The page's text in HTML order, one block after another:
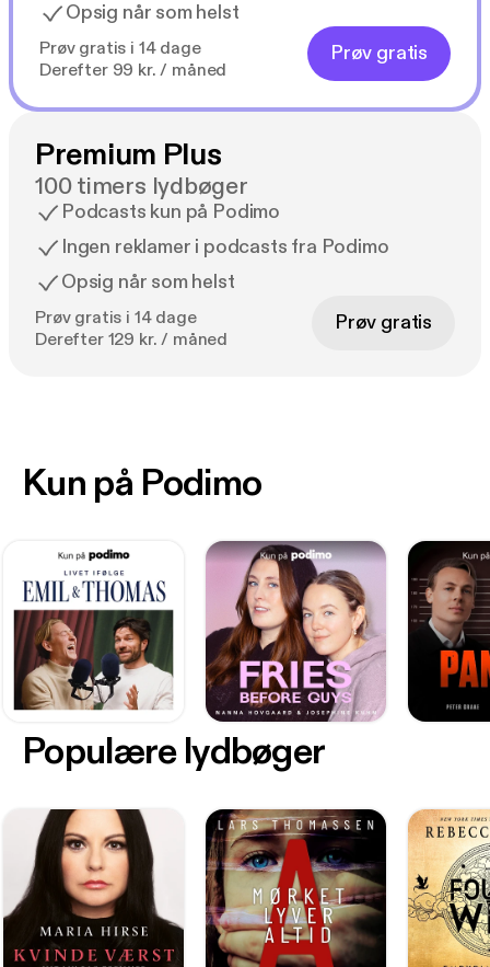
Opsig når som helst
Prøv gratis i 14 dage
Derefter 99 kr. / måned
Prøv gratis
Premium Plus
100 timers lydbøger
Podcasts kun på Podimo
Ingen reklamer i podcasts fra Podimo
Opsig når som helst
Prøv gratis i 14 dage
Derefter 129 kr. / måned
Prøv gratis
Kun på Podimo
Populære lydbøger